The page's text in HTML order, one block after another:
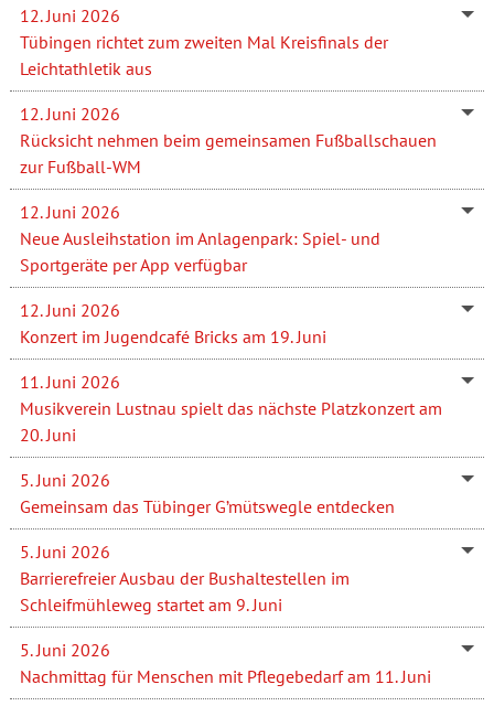
12. Juni 2026
Tübingen richtet zum zweiten Mal Kreisfinals der
Leichtathletik aus
12. Juni 2026
Rücksicht nehmen beim gemeinsamen Fußballschauen
zur Fußball-WM
12. Juni 2026
Neue Ausleihstation im Anlagenpark: Spiel- und
Sportgeräte per App verfügbar
12. Juni 2026
Konzert im Jugendcafé Bricks am 19. Juni
11. Juni 2026
Musikverein Lustnau spielt das nächste Platzkonzert am
20. Juni
5. Juni 2026
Gemeinsam das Tübinger G’mütswegle entdecken
5. Juni 2026
Barrierefreier Ausbau der Bushaltestellen im
Schleifmühleweg startet am 9. Juni
5. Juni 2026
Nachmittag für Menschen mit Pflegebedarf am 11. Juni